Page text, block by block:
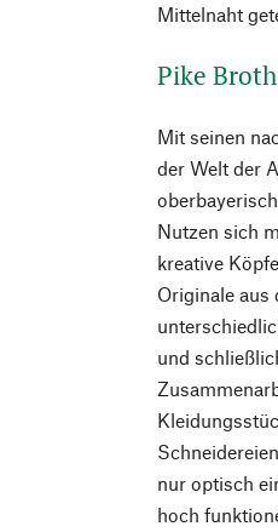
Mittelnaht
Pike
Mit seinen
der Welt der
Nutzen sich
kreative
Originale aus
und
nur optisch
hoch